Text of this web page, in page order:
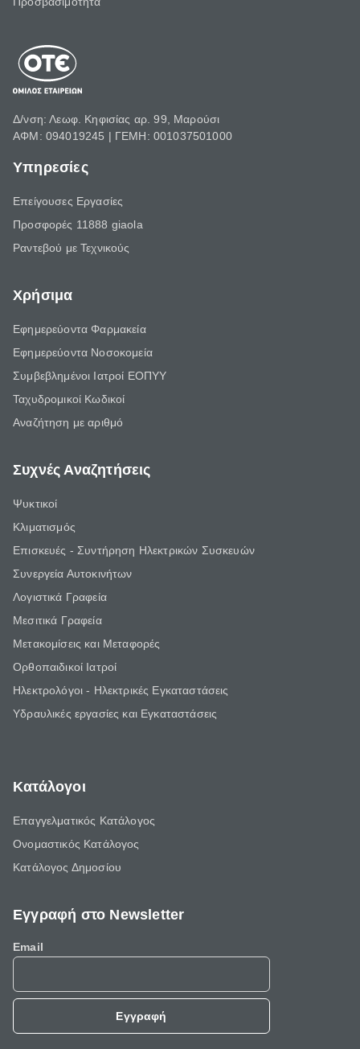
Δ/νση: Λεωφ. Κηφισίας αρ. 99, Μαρούσι
ΑΦΜ: 094019245 | ΓΕΜΗ: 001037501000
Υπηρεσίες
Επείγουσες Εργασίες
Προσφορές 11888 giaola
Ραντεβού με Τεχνικούς
Χρήσιμα
Εφημερεύοντα Φαρμακεία
Εφημερεύοντα Νοσοκομεία
Συμβεβλημένοι Ιατροί ΕΟΠΥΥ
Ταχυδρομικοί Κωδικοί
Αναζήτηση με αριθμό
Συχνές Αναζητήσεις
Ψυκτικοί
Κλιματισμός
Επισκευές - Συντήρηση Ηλεκτρικών Συσκευών
Συνεργεία Αυτοκινήτων
Λογιστικά Γραφεία
Μεσιτικά Γραφεία
Μετακομίσεις και Μεταφορές
Ορθοπαιδικοί Ιατροί
Ηλεκτρολόγοι - Ηλεκτρικές Εγκαταστάσεις
Υδραυλικές εργασίες και Εγκαταστάσεις
Κατάλογοι
Επαγγελματικός Κατάλογος
Ονομαστικός Κατάλογος
Κατάλογος Δημοσίου
Εγγραφή στο Newsletter
Email
Εγγραφή